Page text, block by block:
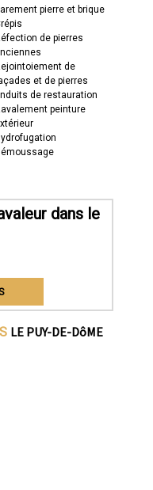
pierre et brique
de pierres
de
et de pierres
de restauration
peinture
dans le
LE PUY-DE-DôME